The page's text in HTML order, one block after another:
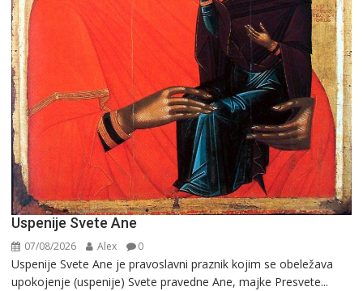
Uspenije Svete Ane
07/08/2026 Alex 0
Uspenije Svete Ane je pravoslavni praznik kojim se obeležava
upokojenje (uspenije) Svete pravedne Ane, majke Presvete...